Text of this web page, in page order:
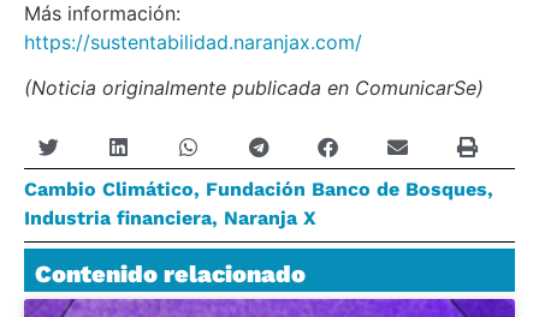
Más información:
https://sustentabilidad.naranjax.com/
(Noticia originalmente publicada en ComunicarSe)
Cambio Climático, Fundación Banco de Bosques,
Industria financiera, Naranja X
Contenido relacionado